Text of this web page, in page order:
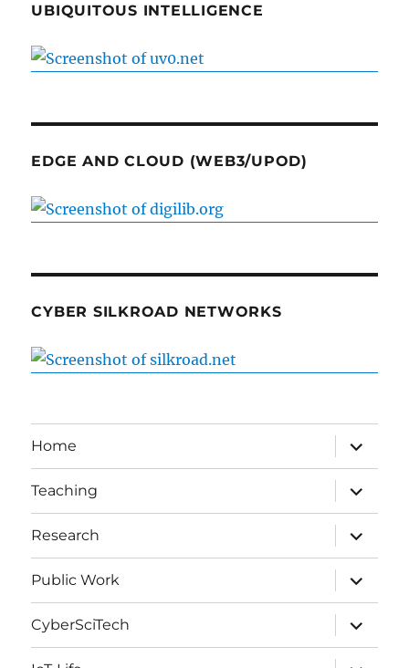
UBIQUITOUS INTELLIGENCE
EDGE AND CLOUD (WEB3/UPOD)
CYBER SILKROAD NETWORKS
Home
expand
child
menu
Teaching
expand
child
menu
Research
expand
child
menu
Public Work
expand
child
menu
CyberSciTech
expand
child
menu
expand